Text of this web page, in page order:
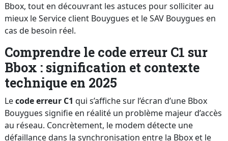
Bbox, tout en découvrant les astuces pour solliciter au
mieux le Service client Bouygues et le SAV Bouygues en
cas de besoin réel.
Comprendre le code erreur C1 sur
Bbox : signification et contexte
technique en 2025
Lecode erreur C1 qui s’affiche sur l’écran d’une Bbox
Bouygues signifie en réalité un problème majeur d’accès
au réseau. Concrètement, le modem détecte une
défaillance dans la synchronisation entre la Bbox et le